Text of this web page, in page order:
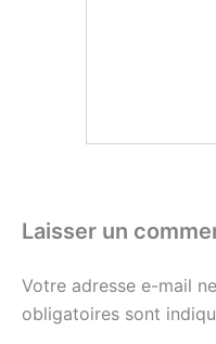
Laisser un
Votre adresse e-mail
obligatoires sont